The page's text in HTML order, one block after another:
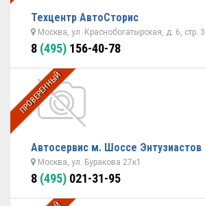
Техцентр АвтоСторис
Москва, ул. Краснобогатырская, д. 6, стр. 3
8 (495) 156-40-78
ПРОВЕРЕННЫЙ
Автосервис м. Шоссе Энтузиастов
Москва, ул. Буракова 27к1
8 (495) 021-31-95